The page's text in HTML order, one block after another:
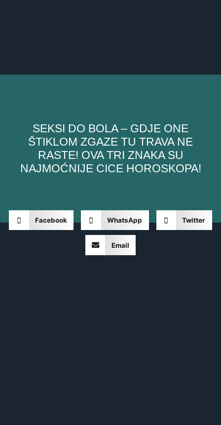
SEKSI DO BOLA – GDJE ONE
ŠTIKLOM ZGAZE TU TRAVA NE
RASTE! OVA TRI ZNAKA SU
NAJMOĆNIJE CICE HOROSKOPA!
Facebook WhatsApp Twitter
Email